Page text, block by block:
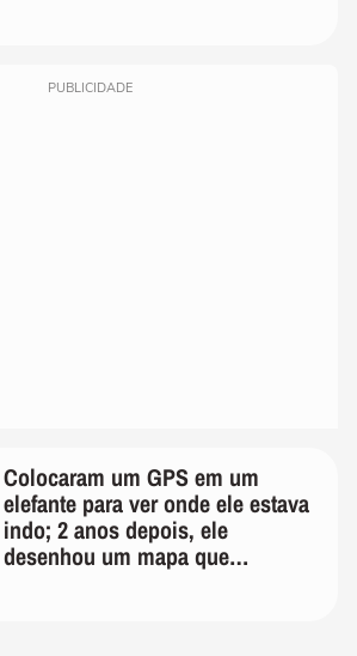
PUBLICIDADE
Colocaram um GPS em um
elefante para ver onde ele estava
indo; 2 anos depois, ele
desenhou um mapa que